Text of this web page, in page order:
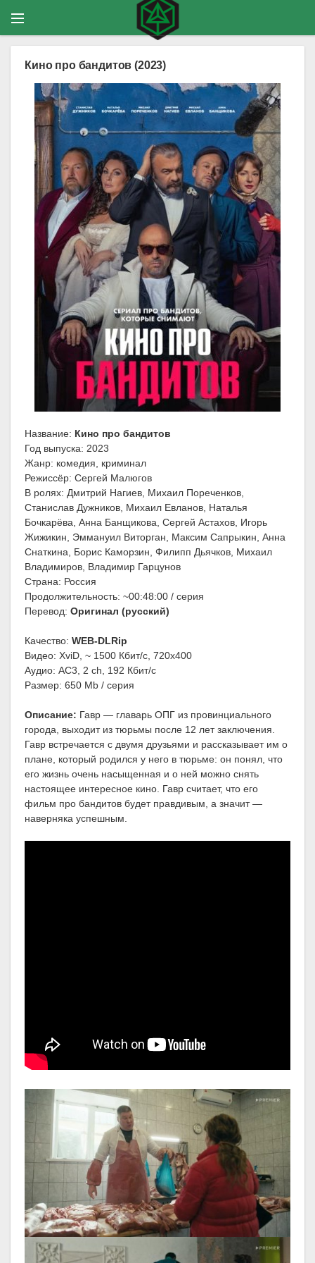
Кино про бандитов (2023)
Название: Кино про бандитов
Год выпуска: 2023
Жанр: комедия, криминал
Режиссёр: Сергей Малюгов
В ролях: Дмитрий Нагиев, Михаил Пореченков,
Станислав Дужников, Михаил Евланов, Наталья
Бочкарёва, Анна Банщикова, Сергей Астахов, Игорь
Жижикин, Эммануил Виторган, Максим Сапрыкин, Анна
Снаткина, Борис Каморзин, Филипп Дьячков, Михаил
Владимиров, Владимир Гарцунов
Страна: Россия
Продолжительность: ~00:48:00 / серия
Перевод: Оригинал (русский)
Качество: WEB-DLRip
Видео: XviD, ~ 1500 Кбит/с, 720x400
Аудио: AC3, 2 ch, 192 Кбит/с
Размер: 650 Mb / серия
Описание: Гавр — главарь ОПГ из провинциального
города, выходит из тюрьмы после 12 лет заключения.
Гавр встречается с двумя друзьями и рассказывает им о
плане, который родился у него в тюрьме: он понял, что
его жизнь очень насыщенная и о ней можно снять
настоящее интересное кино. Гавр считает, что его
фильм про бандитов будет правдивым, а значит —
наверняка успешным.